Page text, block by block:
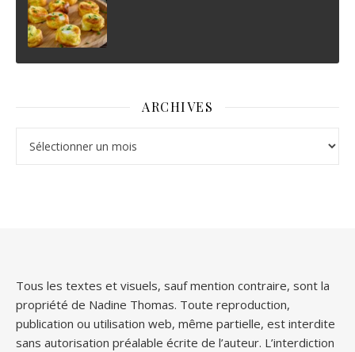
ARCHIVES
Tous les textes et visuels, sauf mention contraire, sont la
propriété de Nadine Thomas. Toute reproduction,
publication ou utilisation web, même partielle, est interdite
sans autorisation préalable écrite de l’auteur. L’interdiction